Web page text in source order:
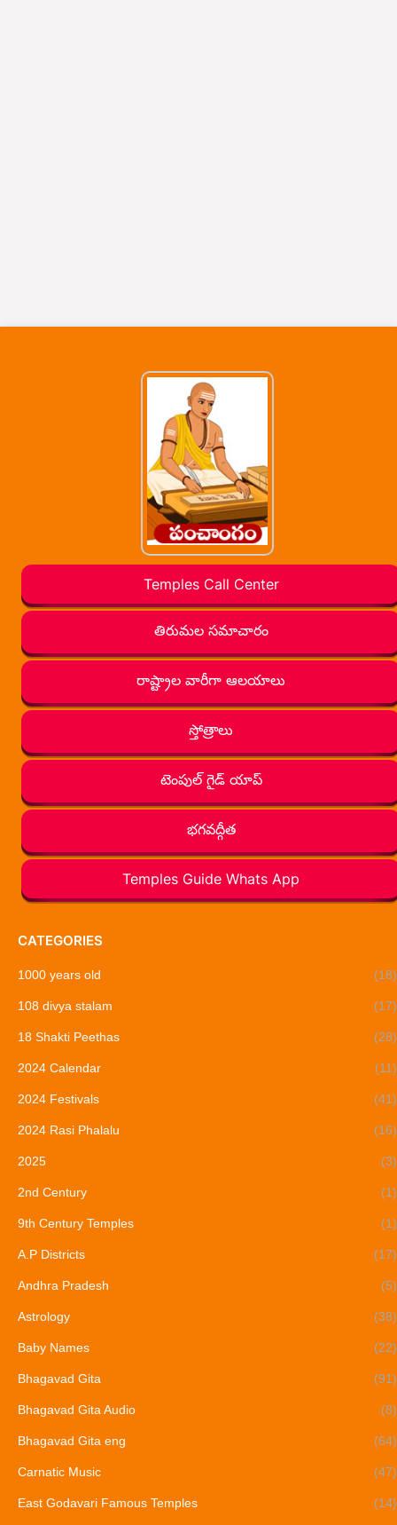
Temples Call Center
తిరుమల సమాచారం
రాష్ట్రాల వారీగా ఆలయాలు
స్తోత్రాలు
టెంపుల్ గైడ్ యాప్
భగవద్గీత
Temples Guide Whats App
CATEGORIES
1000 years old (18)
108 divya stalam (17)
18 Shakti Peethas (28)
2024 Calendar (11)
2024 Festivals (41)
2024 Rasi Phalalu (16)
2025 (3)
2nd Century (1)
9th Century Temples (1)
A.P Districts (17)
Andhra Pradesh (5)
Astrology (38)
Baby Names (22)
Bhagavad Gita (91)
Bhagavad Gita Audio (8)
Bhagavad Gita eng (64)
Carnatic Music (47)
East Godavari Famous Temples (14)